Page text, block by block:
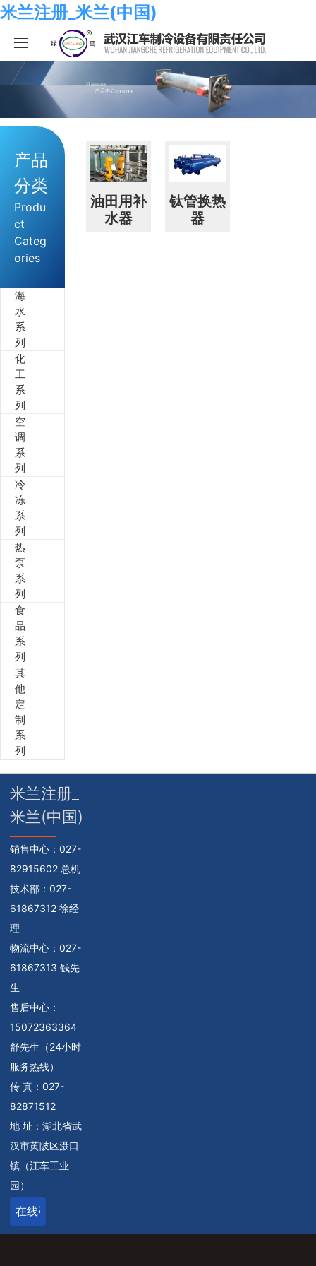
米兰注册_米兰(中国)
米兰注册_米兰(中国)
产品中心
化工系列
空调系列
关于我们
米兰注册_米兰(中国)
荣誉资质
米兰注册_米兰(中国)
米兰注册_米兰(中国)
产品
分类
Produ
ct
Categ
ories
海
水
系
列
化
工
系
列
空
调
系
列
冷
冻
系
列
热
泵
系
列
食
品
系
列
其
他
定
制
系
列
油田用补
水器
钛管换热
器
米兰注册_
米兰(中国)
销售中心： 027-
82915602 总机
技术部： 027-
61867312 徐经
理
物流中心： 027-
61867313 钱先
生
售后中心：
15072363364
舒先生（24小时
服务热线）
传 真：027-
82871512
地 址：湖北省武
汉市黄陂区滠口
镇（江车工业
园）
在线咨询